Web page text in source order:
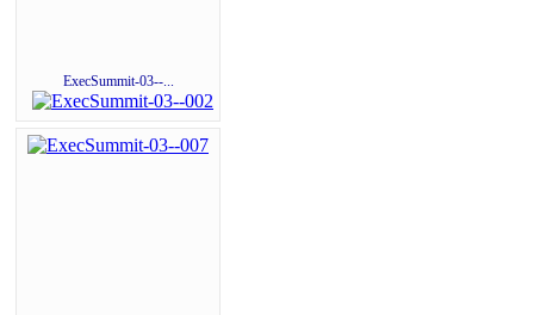
ExecSummit-03--...